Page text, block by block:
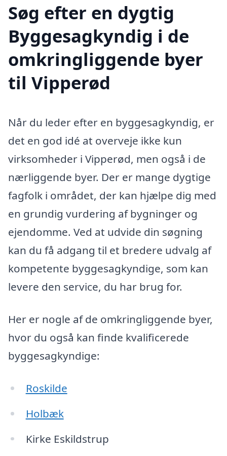
Søg efter en dygtig
Byggesagkyndig i de
omkringliggende byer
til Vipperød
Når du leder efter en byggesagkyndig, er
det en god idé at overveje ikke kun
virksomheder i Vipperød, men også i de
nærliggende byer. Der er mange dygtige
fagfolk i området, der kan hjælpe dig med
en grundig vurdering af bygninger og
ejendomme. Ved at udvide din søgning
kan du få adgang til et bredere udvalg af
kompetente byggesagkyndige, som kan
levere den service, du har brug for.
Her er nogle af de omkringliggende byer,
hvor du også kan finde kvalificerede
byggesagkyndige:
Roskilde
Holbæk
Kirke Eskildstrup